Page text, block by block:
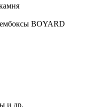
BOYARD
и др.